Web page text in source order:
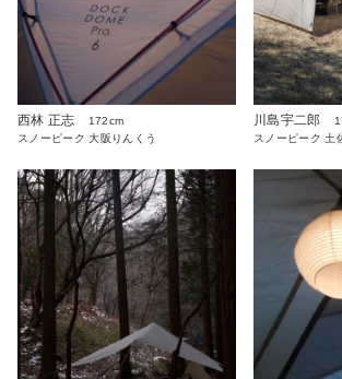
西林 正志
172cm
スノーピーク 大阪りんくう
川島宇二郎
スノーピーク 土